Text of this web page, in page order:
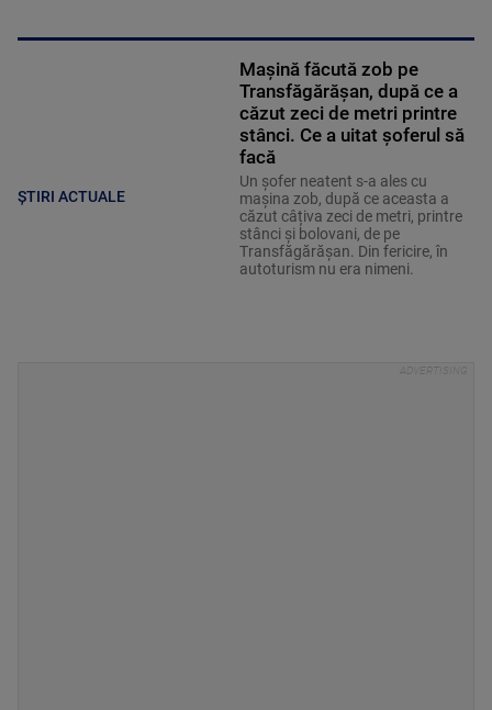
ȘTIRI ACTUALE
Mașină făcută zob pe
Transfăgărășan, după ce a
căzut zeci de metri printre
stânci. Ce a uitat șoferul să
facă
Un șofer neatent s-a ales cu
mașina zob, după ce aceasta a
căzut câțiva zeci de metri, printre
stânci și bolovani, de pe
Transfăgărășan. Din fericire, în
autoturism nu era nimeni.